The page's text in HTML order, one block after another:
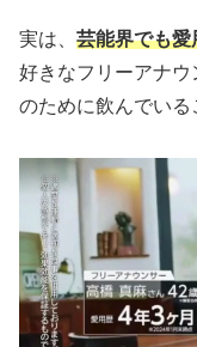
実は、 芸能界でも愛
好きなフリーアナウ
のために飲んでい